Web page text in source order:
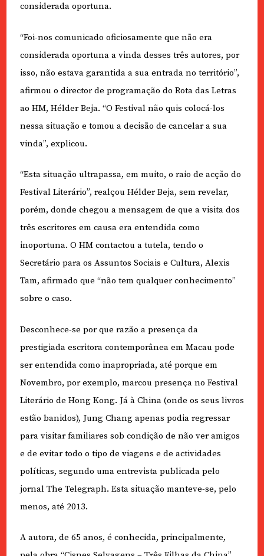
considerada oportuna.
“Foi-nos comunicado oficiosamente que não era
considerada oportuna a vinda desses três autores, por
isso, não estava garantida a sua entrada no território”,
afirmou o director de programação do Rota das Letras
ao HM, Hélder Beja. “O Festival não quis colocá-los
nessa situação e tomou a decisão de cancelar a sua
vinda”, explicou.
“Esta situação ultrapassa, em muito, o raio de acção do
Festival Literário”, realçou Hélder Beja, sem revelar,
porém, donde chegou a mensagem de que a visita dos
três escritores em causa era entendida como
inoportuna. O HM contactou a tutela, tendo o
Secretário para os Assuntos Sociais e Cultura, Alexis
Tam, afirmado que “não tem qualquer conhecimento”
sobre o caso.
Desconhece-se por que razão a presença da
prestigiada escritora contemporânea em Macau pode
ser entendida como inapropriada, até porque em
Novembro, por exemplo, marcou presença no Festival
Literário de Hong Kong. Já à China (onde os seus livros
estão banidos), Jung Chang apenas podia regressar
para visitar familiares sob condição de não ver amigos
e de evitar todo o tipo de viagens e de actividades
políticas, segundo uma entrevista publicada pelo
jornal The Telegraph. Esta situação manteve-se, pelo
menos, até 2013.
A autora, de 65 anos, é conhecida, principalmente,